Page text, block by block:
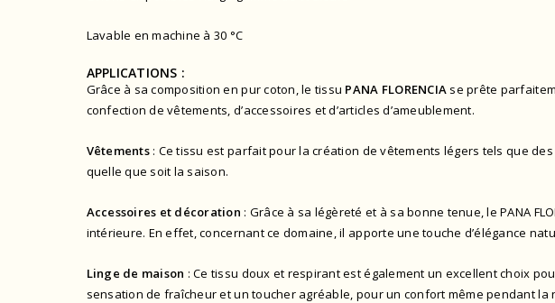
Lavable en machine à 30 °C
APPLICATIONS :
Grâce à sa composition en pur coton, le tissu PANA FLORENCIA se prête
confection de vêtements, d’accessoires et d’articles d’ameublement.
Vêtements: Ce tissu est parfait pour la création de vêtements légers tels que
quelle que soit la saison.
Accessoires et décoration : Grâce à sa légèreté et à sa bonne tenue, le PANA
intérieure. En effet, concernant ce domaine, il apporte une touche d’élégance
Linge de maison : Ce tissu doux et respirant est également un excellent choix
sensation de fraîcheur et un toucher agréable, pour un confort même pendant la